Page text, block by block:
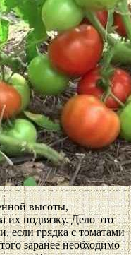
высоты,
их подвязку. Дело это
если грядка с томатами
заранее необходимо